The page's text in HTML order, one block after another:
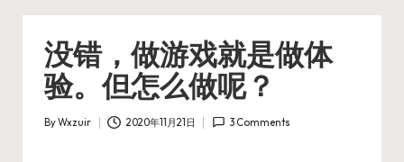
r
_
N
ot
没错，做游戏就是做体
验。但怎么做呢？
Posted
ByWxzuir 2020年11月21日 3 Comments